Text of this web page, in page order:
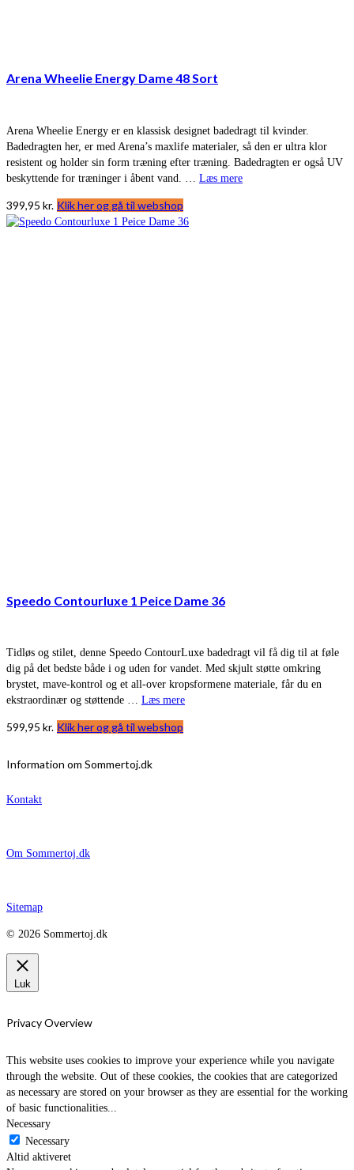
Arena Wheelie Energy Dame 48 Sort
Arena Wheelie Energy er en klassisk designet badedragt til kvinder.
Badedragten her, er med Arena’s maxlife materialer, så den er ultra klor
resistent og holder sin form træning efter træning. Badedragten er også UV
beskyttende for træninger i åbent vand. … Læs mere
399,95 kr. Klik her og gå til webshop
Speedo Contourluxe 1 Peice Dame 36
Tidløs og stilet, denne Speedo ContourLuxe badedragt vil få dig til at føle
dig på det bedste både i og uden for vandet. Med skjult støtte omkring
brystet, mave-kontrol og et all-over kropsformene materiale, får du en
ekstraordinær og støttende … Læs mere
599,95 kr. Klik her og gå til webshop
Information om Sommertoj.dk
Kontakt
Om Sommertoj.dk
Sitemap
© 2026 Sommertoj.dk
Luk
Privacy Overview
This website uses cookies to improve your experience while you navigate
through the website. Out of these cookies, the cookies that are categorized
as necessary are stored on your browser as they are essential for the working
of basic functionalities...
Necessary
Necessary
Altid aktiveret